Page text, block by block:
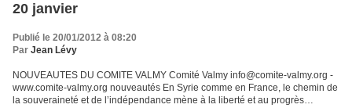
20 janvier
Publié le 20/01/2012 à 08:20
Par Jean Lévy
NOUVEAUTES DU COMITE VALMY Comité Valmy info@comite-valmy.org -
www.comite-valmy.org nouveautés En Syrie comme en France, le chemin de
la souveraineté et de l’indépendance mène à la liberté et au progrès